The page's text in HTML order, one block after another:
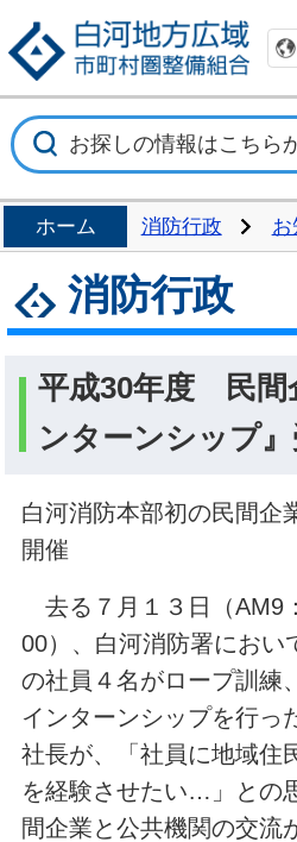
ホーム 消防行政
消防行政
平成30年度 民間
ンターンシップ
白河消防本部初の民間企
開催
去る７月１３日（AM9
00）、白河消防署におい
の社員４名がロープ訓練
インターンシップを行っ
社長が、「社員に地域住
を経験させたい…」との
間企業と公共機関の交流